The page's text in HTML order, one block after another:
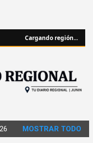
Cargando región...
MOSTRAR TODO